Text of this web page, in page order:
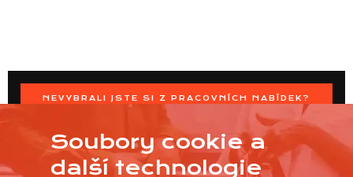
NEVYBRALI JSTE SI Z PRACOVNÍCH NABÍDEK?
OSLOVTE PRODEJNU PŘÍMO S VAŠIMI ČASOVÝMI
MOŽNOSTMI
Soubory cookie a
další technologie